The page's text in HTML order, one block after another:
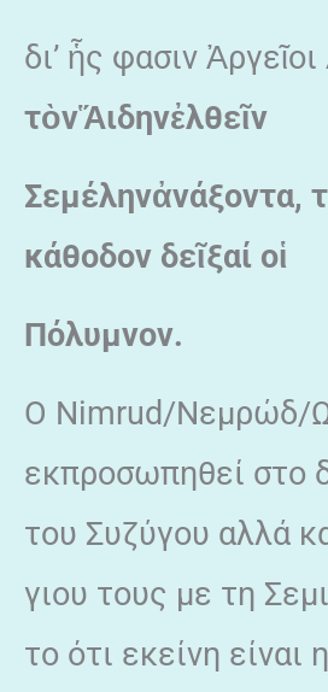
δι’ ἧς φασιν Ἀργεῖοι
τὸνἍιδηνἐλθεῖν
Σεμέληνἀνάξοντα, τ
κάθοδον δεῖξαί οἱ
Πόλυμνον.
Ο Nimrud/Νεμρώδ/
εκπροσωπηθεί στο
του Συζύγου αλλά
γιου τους με τη
το ότι εκείνη είναι η